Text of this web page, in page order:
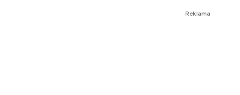
Reklama